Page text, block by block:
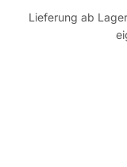
Lieferung ab